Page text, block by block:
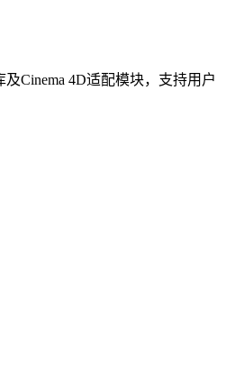
Cinema 4D适配模块，支持用户